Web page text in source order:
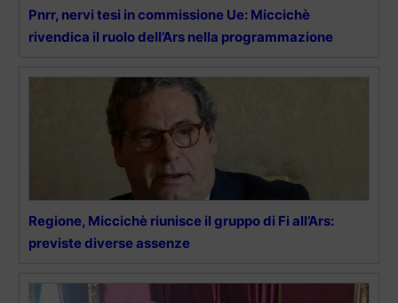
Pnrr, nervi tesi in commissione Ue: Miccichè
rivendica il ruolo dell’Ars nella programmazione
Regione, Miccichè riunisce il gruppo di Fi all’Ars:
previste diverse assenze